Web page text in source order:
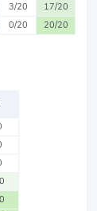
3/20
17/20
0/20 20/20